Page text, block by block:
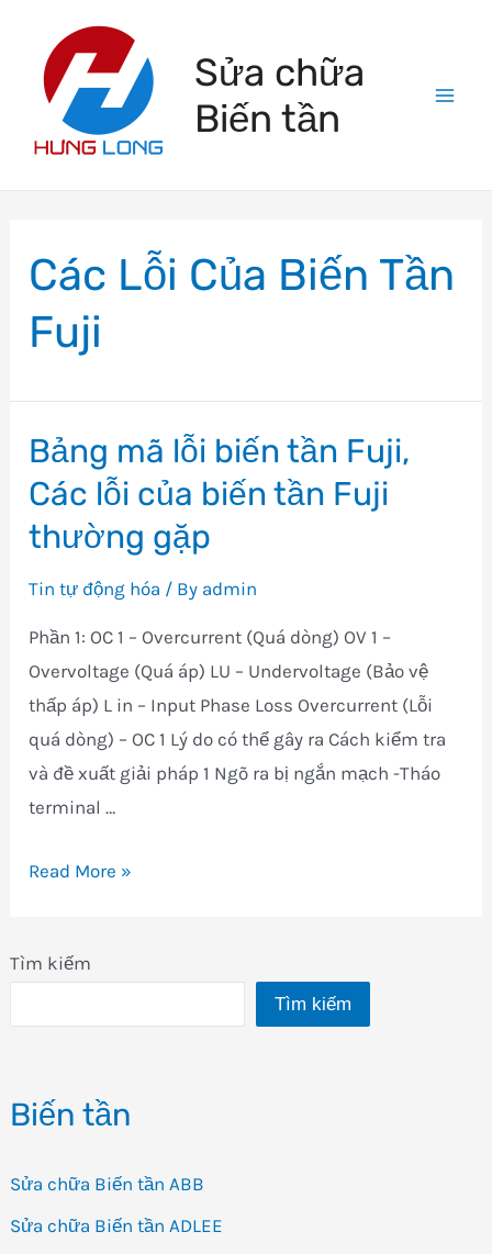
content
Sửa chữa
Biến tần
Tìm kiếm
Tìm kiếm
Biến tần
Sửa chữa Biến tần ABB
Sửa chữa Biến tần ADLEE
Các Lỗi Của Biến Tần
Fuji
Bảng mã lỗi biến tần Fuji,
Các lỗi của biến tần Fuji
thường gặp
Tin tự động hóa / By admin
Phần 1: OC 1 – Overcurrent (Quá dòng) OV 1 –
Overvoltage (Quá áp) LU – Undervoltage (Bảo vệ
thấp áp) L in – Input Phase Loss Overcurrent (Lỗi
quá dòng) – OC 1 Lý do có thể gây ra Cách kiểm tra
và đề xuất giải pháp 1 Ngõ ra bị ngắn mạch -Tháo
terminal …
Bảng
biến
lỗi
biến
Read More »